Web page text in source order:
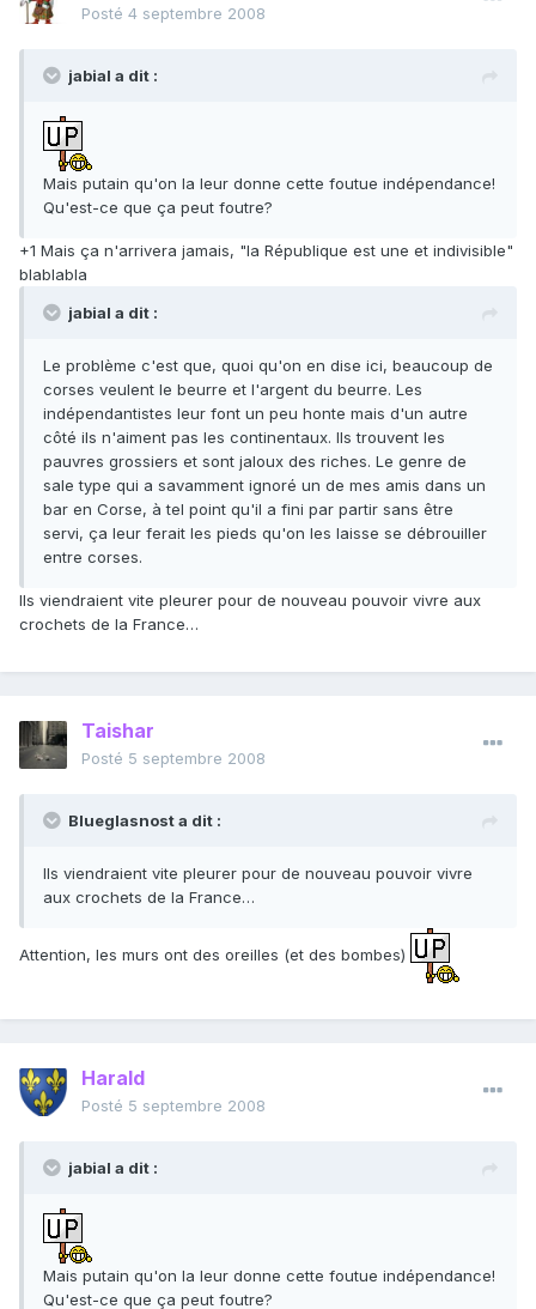
Posté 4 septembre 2008
jabial a dit :
Mais putain qu'on la leur donne cette foutue indépendance!
Qu'est-ce que ça peut foutre?
+1 Mais ça n'arrivera jamais, "la République est une et indivisible"
blablabla
jabial a dit :
Le problème c'est que, quoi qu'on en dise ici, beaucoup de
corses veulent le beurre et l'argent du beurre. Les
indépendantistes leur font un peu honte mais d'un autre
côté ils n'aiment pas les continentaux. Ils trouvent les
pauvres grossiers et sont jaloux des riches. Le genre de
sale type qui a savamment ignoré un de mes amis dans un
bar en Corse, à tel point qu'il a fini par partir sans être
servi, ça leur ferait les pieds qu'on les laisse se débrouiller
entre corses.
Ils viendraient vite pleurer pour de nouveau pouvoir vivre aux
crochets de la France…
Taishar
Posté 5 septembre 2008
Blueglasnost a dit :
Ils viendraient vite pleurer pour de nouveau pouvoir vivre
aux crochets de la France…
Attention, les murs ont des oreilles (et des bombes)
Harald
Posté 5 septembre 2008
jabial a dit :
Mais putain qu'on la leur donne cette foutue indépendance!
Qu'est-ce que ça peut foutre?